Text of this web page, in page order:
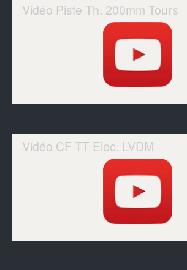
Vidéo Piste Th. 200mm Tours
Vidéo CF TT Elec. LVDM